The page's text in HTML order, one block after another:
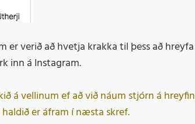
er verið að hvetja krakka til þess að
inn á Instagram.
á vellinum ef að við náum stjórn á
er áfram í næsta skref.